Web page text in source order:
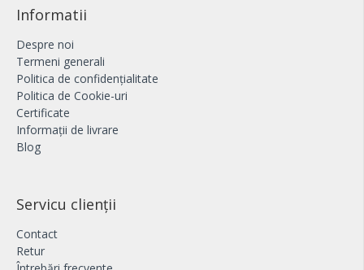
Informatii
Despre noi
Termeni generali
Politica de confidențialitate
Politica de Cookie-uri
Certificate
Informații de livrare
Blog
Servicu clienții
Contact
Retur